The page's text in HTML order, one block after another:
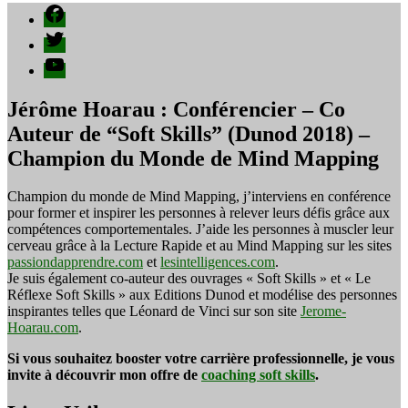
Facebook
Twitter
YouTube
Jérôme Hoarau : Conférencier – Co
Auteur de “Soft Skills” (Dunod 2018) –
Champion du Monde de Mind Mapping
Champion du monde de Mind Mapping, j’interviens en conférence
pour former et inspirer les personnes à relever leurs défis grâce aux
compétences comportementales. J’aide les personnes à muscler leur
cerveau grâce à la Lecture Rapide et au Mind Mapping sur les sites
passiondapprendre.com etlesintelligences.com.
Je suis également co-auteur des ouvrages « Soft Skills » et « Le
Réflexe Soft Skills » aux Editions Dunod et modélise des personnes
inspirantes telles que Léonard de Vinci sur son site Jerome-
Hoarau.com.
Si vous souhaitez booster votre carrière professionnelle, je vous
invite à découvrir mon offre de coaching soft skills.